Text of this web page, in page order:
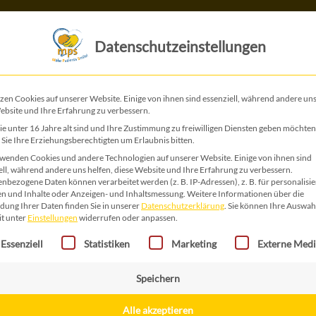
in unserem Auto. Mein Mann, meine zwei Söhne und ich. Die
neben der Straße, die alten Städte und die
zierten die Natur, und die Berggipfel im Hintergrund
hatten wurde die Autobahn schmäler. Wir fanden uns auf
wurde aus der großen weiten Straße eine sehr enge
begannen unruhig zu werden. Die lange Reise war sehr
war der Abgrund, auf der anderen ragten blätterlose Bäume
Datenschutzeinstellungen
Cookies auf unserer Website. Einige von ihnen sind essenziell, während andere
und Ihre Erfahrung zu verbessern.
unter 16 Jahre alt sind und Ihre Zustimmung zu freiwilligen Diensten geben
Sie Ihre Erziehungsberechtigten um Erlaubnis bitten.
Cookies und andere Technologien auf unserer Website. Einige von ihnen sind
während andere uns helfen, diese Website und Ihre Erfahrung zu verbessern.
Daten können verarbeitet werden (z. B. IP-Adressen), z. B. für
und Inhalte oder Anzeigen- und Inhaltsmessung. Weitere Informationen über die
Ihrer Daten finden Sie in unserer Datenschutzerklärung. Sie können Ihre
unterEinstellungen widerrufen oder anpassen.
eine Liste der Service-Gruppen, für die eine Einwilligung erteilt
Essenziell Statistiken Marketing Externe
Speichern
Alle akzeptieren